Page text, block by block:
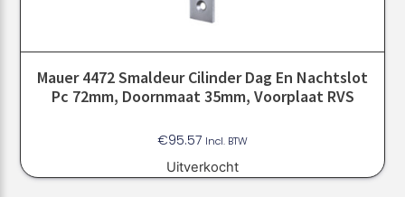
Mauer 4472 Smaldeur Cilinder Dag En Nachtslot
Pc 72mm, Doornmaat 35mm, Voorplaat RVS
€95.57 Incl. BTW
Uitverkocht